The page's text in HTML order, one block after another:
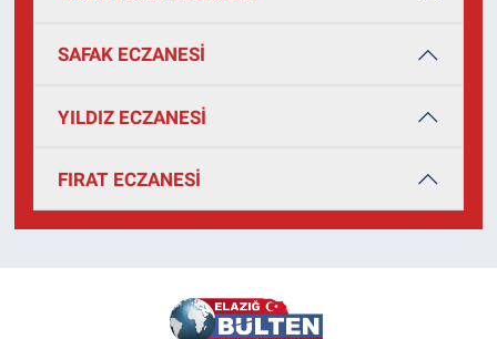
SAFAK ECZANESİ
YILDIZ ECZANESİ
FIRAT ECZANESİ